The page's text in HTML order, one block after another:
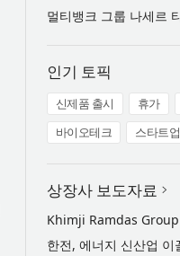
인기 토픽
신제품 출시 휴가
바이오테크
스타트업
상장사 보도자료